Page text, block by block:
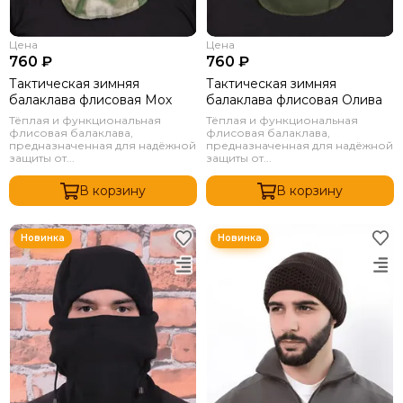
Цена
760 ₽
Тактическая зимняя
балаклава флисовая Мох
Тёплая и функциональная
флисовая балаклава,
предназначенная для надёжной
защиты от...
В корзину
Цена
760 ₽
Тактическая зимняя
балаклава флисовая Олива
Тёплая и функциональная
флисовая балаклава,
предназначенная для надёжной
защиты от...
В корзину